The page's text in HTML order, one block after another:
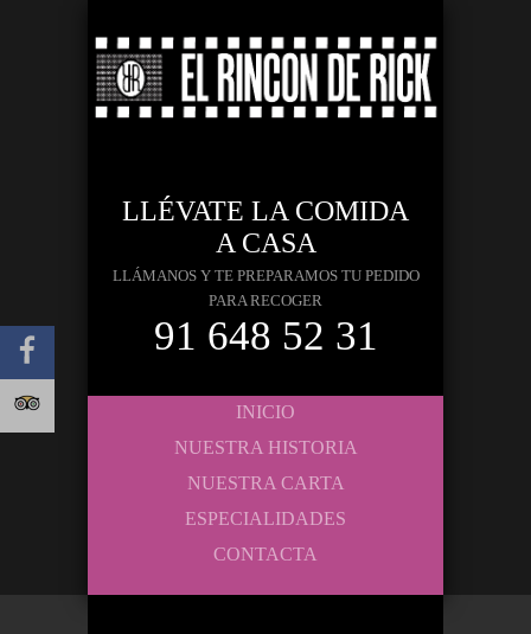
LLÉVATE LA COMIDA
A CASA
LLÁMANOS Y TE PREPARAMOS TU PEDIDO
PARA RECOGER
91 648 52 31
INICIO
NUESTRA HISTORIA
NUESTRA CARTA
ESPECIALIDADES
CONTACTA